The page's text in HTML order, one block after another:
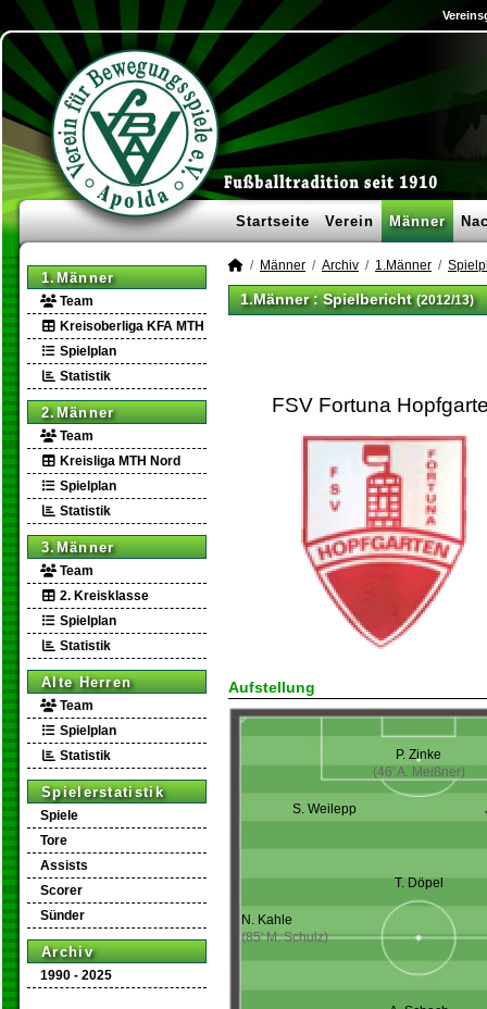
Startseite Verein Männer
1.Männer
Team
Kreisoberliga KFA MTH
Spielplan
Statistik
2.Männer
Team
Kreisliga MTH Nord
Spielplan
Statistik
3.Männer
Team
2. Kreisklasse
Spielplan
Statistik
Alte Herren
Team
Spielplan
Statistik
Spielerstatistik
Spiele
Tore
Assists
Scorer
Sünder
Archiv
1990 - 2025
Männer Archiv 1.Männer
1.Männer :Spielbericht (2012/13)
FSV Fortuna
Aufstellung
P. Zinke
(46' A. Meißner)
S. Weilepp
T. Döpel
N. Kahle
(85' M. Schulz)